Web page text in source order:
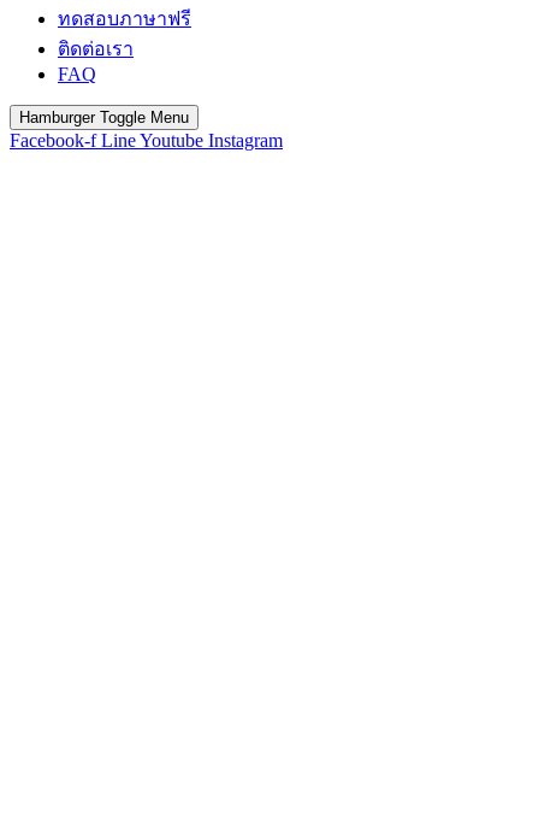
ทดสอบภาษาฟรี
ติดต่อเรา
FAQ
Hamburger Toggle Menu
Facebook-f LineYoutube Instagram